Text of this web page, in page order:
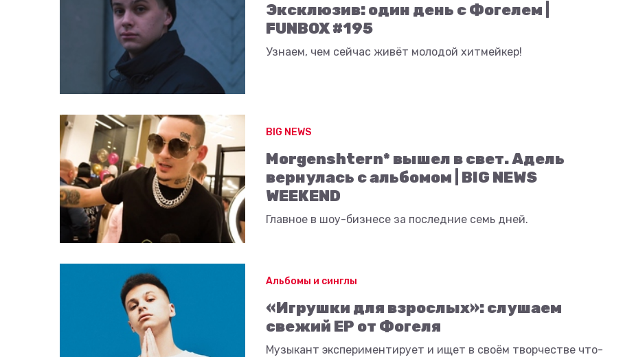
Эксклюзив: один день с Фогелем |
FUNBOX #195
Узнаем, чем сейчас живёт молодой хитмейкер!
BIG NEWS
Morgenshtern* вышел в свет. Адель
вернулась с альбомом | BIG NEWS
WEEKEND
Главное в шоу-бизнесе за последние семь дней.
Альбомы и синглы
«Игрушки для взрослых»: слушаем
свежий EP от Фогеля
Музыкант экспериментирует и ищет в своём творчестве что-